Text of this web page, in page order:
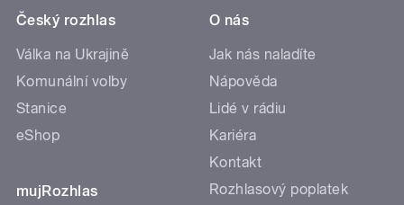
Český rozhlas
Válka na Ukrajině
Komunální volby
Stanice
eShop
mujRozhlas
O nás
Jak nás naladíte
Nápověda
Lidé v rádiu
Kariéra
Kontakt
Rozhlasový poplatek